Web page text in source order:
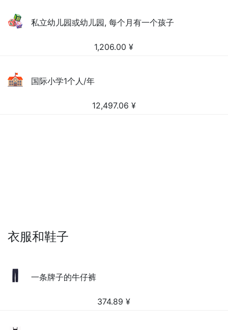
私立幼儿园或幼儿园, 每个月有一个孩子
1,206.00 ¥
国际小学1个人/年
12,497.06 ¥
衣服和鞋子
一条牌子的牛仔裤
374.89 ¥